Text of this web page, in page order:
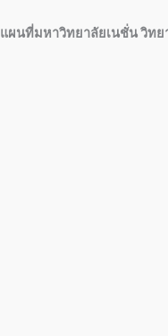
แผนที่มหาวิทยาลัยเนชั่น วิทย